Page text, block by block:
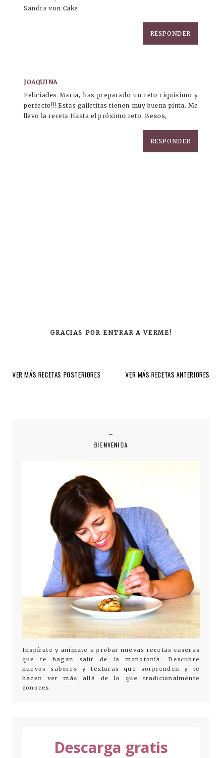
Sandra von Cake
RESPONDER
JOAQUINA
Feliciades Maria, has preparado un reto riquisimo y
perfecto!!! Estas galletitas tienen muy buena pinta. Me
llevo la receta.Hasta el próximo reto. Besos,
RESPONDER
GRACIAS POR ENTRAR A VERME!
VER MÁS RECETAS POSTERIORES VER MÁS RECETAS ANTERIORES
BIENVENIDA
Inspírate y anímate a probar nuevas recetas caseras
que te hagan salir de la monotonía. Descubre
nuevos sabores y texturas que sorprenden y te
hacen ver más allá de lo que tradicionalmente
conoces.
Descarga gratis